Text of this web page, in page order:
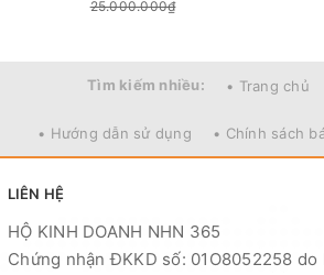
25.000.000₫
Tìm kiếm nhiều: • Trang chủ
• Hướng dẫn sử dụng • Chính sách
LIÊN HỆ
HỘ KINH DOANH NHN 365
Chứng nhận ĐKKD số: 01O8052258 do